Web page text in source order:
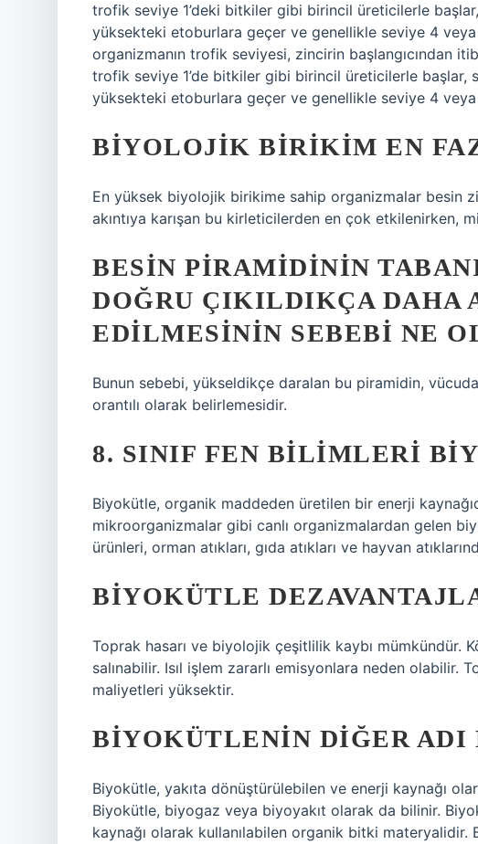
trofik seviye 1’deki bitkiler gibi birincil üreticilerle
yüksekteki etoburlara geçer ve genellikle seviye 4 veya
organizmanın trofik seviyesi, zincirin başlangıcından
trofik seviye 1’de bitkiler gibi birincil üreticilerle başlar,
yüksekteki etoburlara geçer ve genellikle seviye 4 veya
BIYOLOJIK BIRIKIM EN
En yüksek biyolojik birikime sahip organizmalar besin
akıntıya karışan bu kirleticilerden en çok etkilenirken,
BESIN PIRAMIDININ
DOĞRU ÇIKILDIKÇA DAHA
EDILMESININ SEBEBI NE
Bunun sebebi, yükseldikçe daralan bu piramidin,
orantılı olarak belirlemesidir.
8. SINIF FEN BILIMLERI
Biyokütle, organik maddeden üretilen bir enerji
mikroorganizmalar gibi canlı organizmalardan gelen
ürünleri, orman atıkları, gıda atıkları ve hayvan
BIYOKÜTLE
Toprak hasarı ve biyolojik çeşitlilik kaybı mümkündür.
salınabilir. Isıl işlem zararlı emisyonlara neden olabilir.
maliyetleri yüksektir.
BIYOKÜTLENIN DIĞER ADI
Biyokütle, yakıta dönüştürülebilen ve enerji kaynağı
Biyokütle, biyogaz veya biyoyakıt olarak da bilinir.
kaynağı olarak kullanılabilen organik bitki